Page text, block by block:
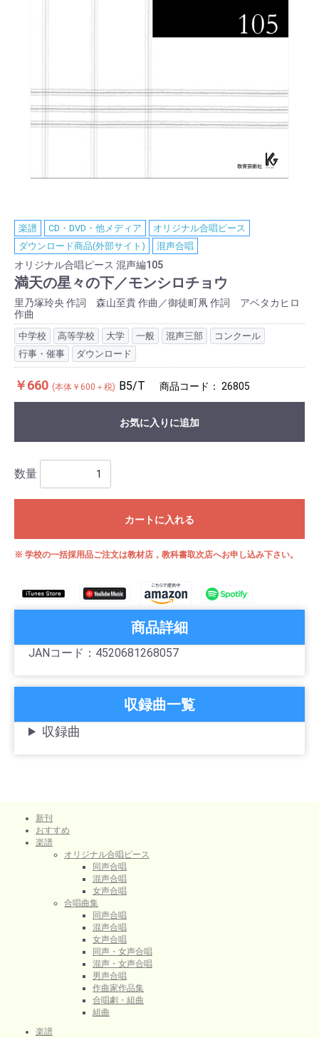
楽譜 CD・DVD・他メディア
オリジナル合唱ピース
ダウンロード商品(外部サイト)
混声合唱
オリジナル合唱ピース 混声編105
満天の星々の下／モンシロチョウ
里乃塚玲央 作詞 森山至貴 作曲／御徒町凧 作詞 アベタカヒロ
作曲
中学校 高等学校 大学 一般 混声三部
コンクール
行事・催事
ダウンロード
￥660 (本体￥600＋税) B5/T 商品コード： 26805
お気に入りに追加
数量
カートに入れる
※ 学校の一括採用品ご注文は教材店，教科書取次店へお申し込み下さい。
商品詳細
JANコード：4520681268057
収録曲一覧
収録曲
新刊
おすすめ
楽譜
オリジナル合唱ピース
同声合唱
混声合唱
女声合唱
合唱曲集
同声合唱
混声合唱
女声合唱
同声・女声合唱
混声・女声合唱
男声合唱
作曲家作品集
合唱劇・組曲
組曲
楽譜